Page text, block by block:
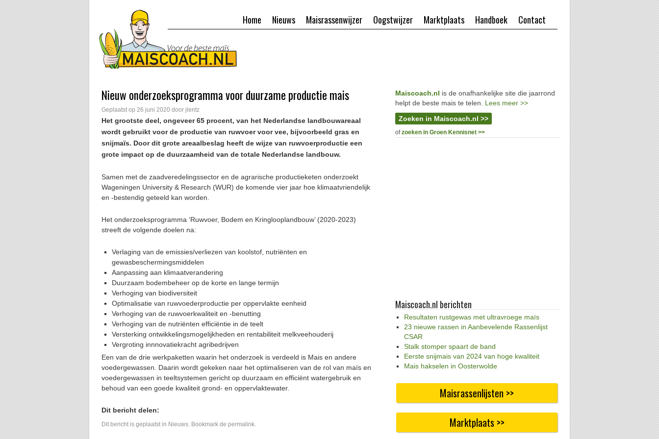
Contact
Handboek
Marktplaats
Oogstwijzer
Maisrassenwijzer
Nieuws
Home
Nieuw onderzoeksprogramma voor duurzame productie mais
Geplaatst op 26 juni 2020 door jlentz
Het grootste deel, ongeveer 65 procent, van het Nederlandse landbouwareaal
wordt gebruikt voor de productie van ruwvoer voor vee, bijvoorbeeld gras en
snijmaïs. Door dit grote areaalbeslag heeft de wijze van ruwvoerproductie een
grote impact op de duurzaamheid van de totale Nederlandse landbouw.
Samen met de zaadveredelingssector en de agrarische productieketen onderzoekt
Wageningen University & Research (WUR) de komende vier jaar hoe klimaatvriendelijk
en -bestendig geteeld kan worden.
Het onderzoeksprogramma ‘Ruwvoer, Bodem en Kringlooplandbouw’ (2020-2023)
streeft de volgende doelen na:
Verlaging van de emissies/verliezen van koolstof, nutriënten en
gewasbeschermingsmiddelen
Aanpassing aan klimaatverandering
Duurzaam bodembeheer op de korte en lange termijn
Verhoging van biodiversiteit
Optimalisatie van ruwvoederproductie per oppervlakte eenheid
Verhoging van de ruwvoerkwaliteit en -benutting
Verhoging van de nutriënten efficiëntie in de teelt
Versterking ontwikkelingsmogelijkheden en rentabiliteit melkveehouderij
Vergroting innnovatiekracht agribedrijven
Een van de drie werkpaketten waarin het onderzoek is verdeeld is Mais en andere
voedergewassen. Daarin wordt gekeken naar het optimaliseren van de rol van maïs en
voedergewassen in teeltsystemen gericht op duurzaam en efficiënt watergebruik en
behoud van een goede kwaliteit grond- en oppervlaktewater.
Dit bericht delen:
Dit bericht is geplaatst in Nieuws. Bookmark de permalink.
Maiscoach.nl is de onafhankelijke site die jaarrond
helpt de beste mais te telen. Lees meer >>
Zoeken in Maiscoach.nl >>
ofzoeken in Groen Kennisnet >>
Maiscoach.nl berichten
Resultaten rustgewas met ultravroege maïs
23 nieuwe rassen in Aanbevelende Rassenlijst
CSAR
Stalk stomper spaart de band
Eerste snijmais van 2024 van hoge kwaliteit
Mais hakselen in Oosterwolde
Maisrassenlijsten >>
Marktplaats >>